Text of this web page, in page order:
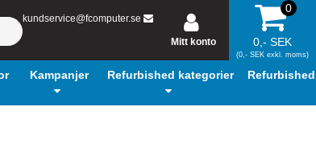
kundservice@fcomputer.se
Mitt konto
0
0,- SEK
(0,- SEK exkl. moms)
Kampanjer Refurbished kategorier Refurbished